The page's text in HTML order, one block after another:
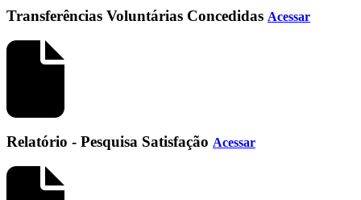
Transferências Voluntárias Concedidas Acessar
Relatório - Pesquisa Satisfação Acessar